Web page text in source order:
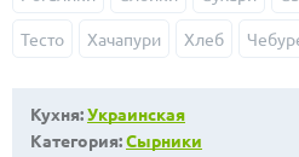
Тесто Хачапури Хлеб
Кухня:Украинская
Категория:Сырники